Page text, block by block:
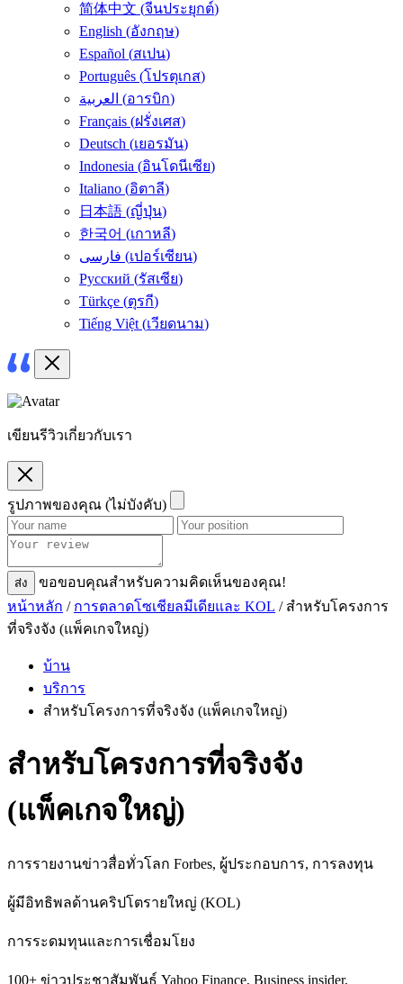
简体中文 (จีนประยุกต์)
English (อังกฤษ)
Español (สเปน)
Português (โปรตุเกส)
العربية (อารบิก)
Français (ฝรั่งเศส)
Deutsch (เยอรมัน)
Indonesia (อินโดนีเซีย)
Italiano (อิตาลี)
日本語 (ญี่ปุ่น)
한국어 (เกาหลี)
فارسی (เปอร์เซียน)
Русский (รัสเซีย)
Türkçe (ตุรกี)
Tiếng Việt (เวียดนาม)
เขียนรีวิวเกี่ยวกับเรา
รูปภาพของคุณ (ไม่บังคับ)
ส่ง
ขอขอบคุณสําหรับความคิดเห็นของคุณ!
หน้าหลัก / การตลาดโซเชียลมีเดียและ KOL / สําหรับโครงการ
ที่จริงจัง (แพ็คเกจใหญ่)
บ้าน
บริการ
สําหรับโครงการที่จริงจัง (แพ็คเกจใหญ่)
สําหรับโครงการที่จริงจัง
(แพ็คเกจใหญ่)
การรายงานข่าวสื่อทั่วโลก Forbes, ผู้ประกอบการ, การลงทุน
ผู้มีอิทธิพลด้านคริปโตรายใหญ่ (KOL)
การระดมทุนและการเชื่อมโยง
100+ ข่าวประชาสัมพันธ์ Yahoo Finance, Business insider,